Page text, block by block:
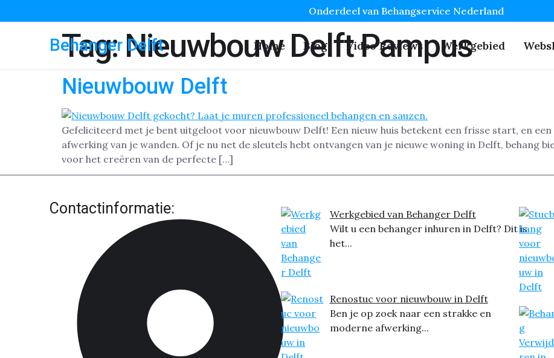
Onderdeel van Behangservice Nederland
Behanger Delft Home Blog Video Reviews Werkgebied
Tag:Nieuwbouw Delft Pampus
Nieuwbouw Delft
Gefeliciteerd met je bent uitgeloot voor nieuwbouw Delft! Een nieuw huis betekent een frisse start, en
afwerking van je wanden. Of je nu net de sleutels hebt ontvangen van je nieuwe woning in Delft, behang
voor het creëren van de perfecte […]
Contactinformatie:
Werkgebied van Behanger Delft
Wilt u een behanger inhuren in Delft? Dit is
het...
Renostuc voor nieuwbouw in Delft
Ben je op zoek naar een strakke en
moderne afwerking...